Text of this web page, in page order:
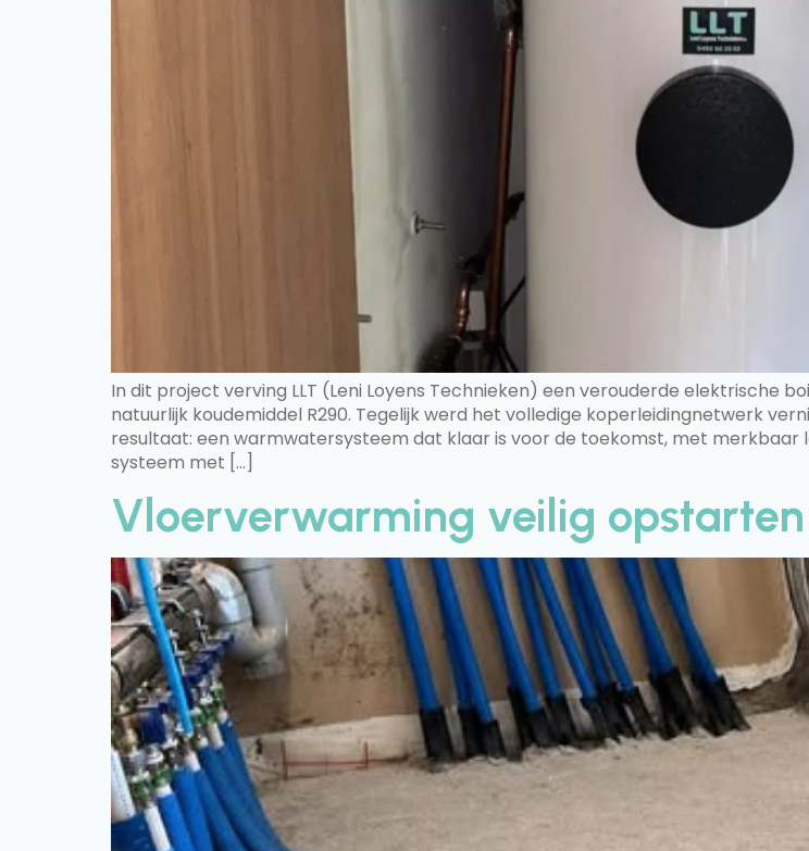
In dit project verving LLT (Leni Loyens Technieken) een verouderde elektrische
natuurlijk koudemiddel R290. Tegelijk werd het volledige koperleidingnetwerk
resultaat: een warmwatersysteem dat klaar is voor de toekomst, met merkbaar
systeem met […]
Vloerverwarming veilig